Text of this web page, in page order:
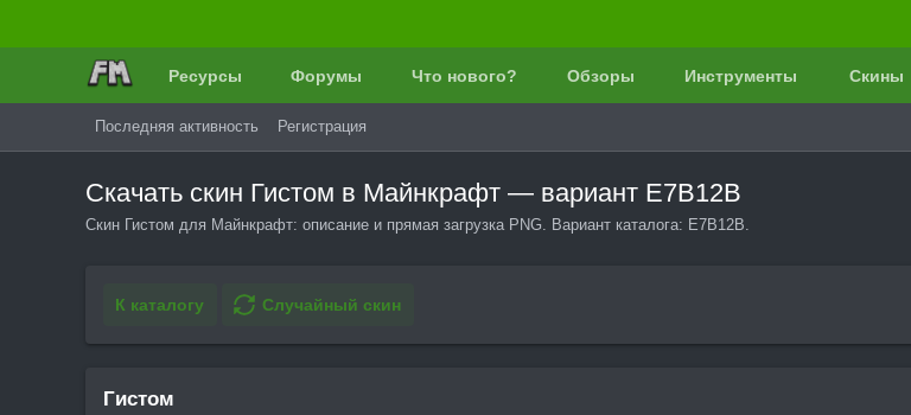
Ресурсы Форумы Что нового? Обзоры Инструменты Скины
Последняя активность Регистрация
Скачать скин Гистом в Майнкрафт — вариант E7B12B
Скин Гистом для Майнкрафт: описание и прямая загрузка PNG. Вариант каталога: E7B12B.
К каталогу Случайный скин
Гистом